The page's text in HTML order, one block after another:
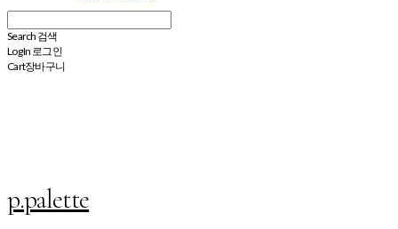
Search 검색
Log In 로그인
Cart장바구니
p.palette